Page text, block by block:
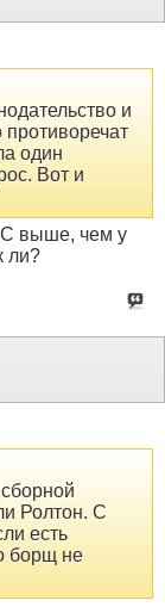
и
противоречат
один
Вот и
выше, чем у
ли?
Ролтон. С
есть
борщ не